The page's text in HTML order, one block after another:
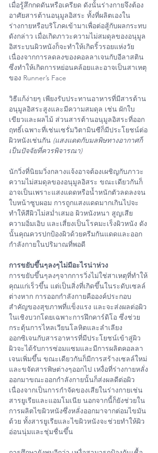
เมื่อรู้สึกกดดันหรือเครียด ดังนั้นร่างกายจึงต้อง
อาศัยสารต้านอนุมูลอิสระ ทั้งที่ผลิตเองใน
ร่างกายหรือบริโภคเข้ามาเพื่อต่อสู้กับผลกระทบ
ดังกล่าว เมื่อเกิดภาวะความไม่สมดุลของอนุมูล
อิสระบนผิวหนังก็จะทำให้เกิดริ้วรอยแห่งวัย
เนื่องจากการลดลงของคอลลาเจนกับอีลาสติน
ซึ่งทำให้เกิดการหย่อนคล้อยและอาจเป็นสาเหตุ
ของ Runner’s Face
วิธีแก้ง่ายๆ เพียงรับประทานอาหารที่มีสารต้าน
อนุมูลอิสระสูงและมีความสมดุล เช่น ผักใบ
เขียวและผลไม้ ส่วนสารต้านอนุมูลอิสระที่ออก
ฤทธิ์เฉพาะที่เช่นเซรั่มวิตามินซีก็มีประโยชน์ต่อ
ผิวหนังเช่นกัน (แสงแดดกับมลพิษทางอากาศก็
เป็นปัจจัยที่ควรพิจารณา)
นักวิ่งที่นิยมวิ่งกลางแจ้งอาจต้องเผชิญกับภาวะ
ความไม่สมดุลของอนุมูลอิสระ ขณะเดียวกันก็
อาจเป็นเพราะแสงแดดหรือน้ำหนักตัวลดลงจน
ใบหน้าซูบผอม การถูกแสงแดดมากเกินไปจะ
ทำให้สีผิวไม่สม่ำเสมอ ผิวหนังหนา สูญเสีย
ความอิ่มเอิบ และเสี่ยงเป็นโรคมะเร็งผิวหนัง ดัง
นั้นคุณควรปกป้องผิวด้วยครีมกันแดดและออก
กำลังกายในปริมาณที่พอดี
การขยับขึ้นๆลงๆไม่มีอะไรน่าห่วง
การขยับขึ้นๆลงๆจากการวิ่งไม่ใช่สาเหตุที่ทำให้
คุณแก่เร็วขึ้น แต่เป็นสิ่งที่เกิดขึ้นในระดับเซลล์
ต่างหาก การออกกำลังกายคือองค์ประกอบ
สำคัญของสุขภาพที่แข็งแรง และจะส่งผลต่อผิว
ในเชิงบวกโดยเฉพาะการฝึกคาร์ดิโอ ซึ่งช่วย
กระตุ้นการไหลเวียนโลหิตและลำเลียง
ออกซิเจนกับสารอาหารที่มีประโยชน์เข้าสู่ผิว
ผิวจะได้รับการซ่อมแซมและมีการผลิตคอลลา
เจนเพิ่มขึ้น ขณะเดียวกันก็มีการสร้างเซลล์ใหม่
และขจัดสารพิษต่างๆออกไป เหงื่อที่ร่างกายหลั่ง
ออกมาขณะออกกำลังกายนั้นก็ส่งผลดีต่อผิว
เนื่องจากเป็นการกำจัดของเสียในร่างกายเช่น
สารยูเรียและแอมโมเนีย นอกจากนี้ก็ยังช่วยใน
การผลิตไขผิวหนังซึ่งหลั่งออกมาจากต่อมไขมัน
ด้วย ทั้งสารยูเรียและไขผิวหนังจะช่วยทำให้ผิว
อ่อนนุ่มและชุ่มชื่นขึ้น